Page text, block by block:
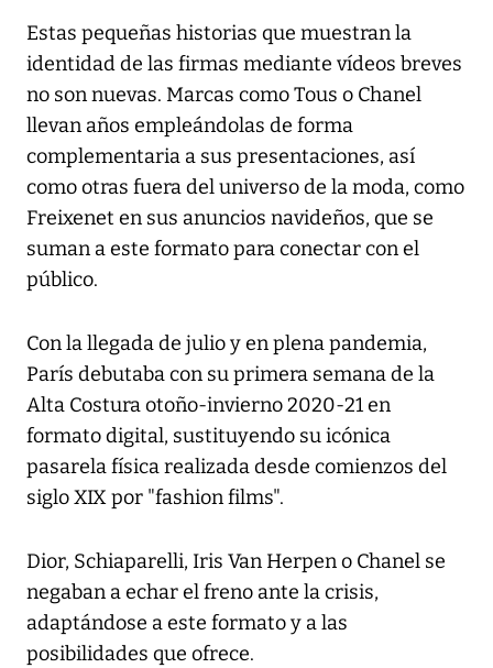
Estas pequeñas historias que muestran la
identidad de las firmas mediante vídeos breves
no son nuevas. Marcas como Tous o Chanel
llevan años empleándolas de forma
complementaria a sus presentaciones, así
como otras fuera del universo de la moda, como
Freixenet en sus anuncios navideños, que se
suman a este formato para conectar con el
público.
Con la llegada de julio y en plena pandemia,
París debutaba con su primera semana de la
Alta Costura otoño-invierno 2020-21 en
formato digital, sustituyendo su icónica
pasarela física realizada desde comienzos del
siglo XIX por "fashion films".
Dior, Schiaparelli, Iris Van Herpen o Chanel se
negaban a echar el freno ante la crisis,
adaptándose a este formato y a las
posibilidades que ofrece.